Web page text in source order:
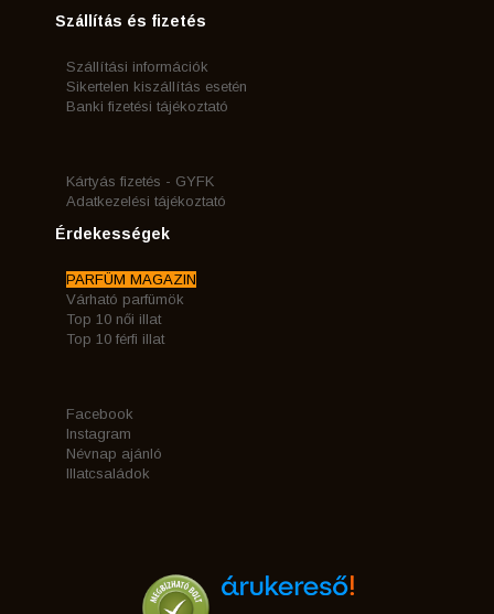
Szállítás és fizetés
Szállítási információk
Sikertelen kiszállítás esetén
Banki fizetési tájékoztató
Kártyás fizetés - GYFK
Adatkezelési tájékoztató
Érdekességek
PARFÜM MAGAZIN
Várható parfümök
Top 10 női illat
Top 10 férfi illat
Facebook
Instagram
Névnap ajánló
Illatcsaládok